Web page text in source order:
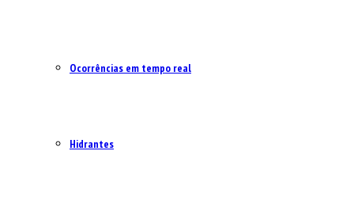
Ocorrências em tempo real
Hidrantes